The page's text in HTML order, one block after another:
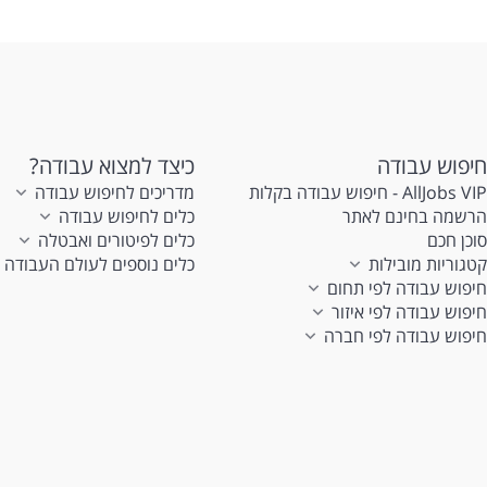
חיפוש עבודה
AllJobs VIP - חיפוש עבודה בקלות
הרשמה בחינם לאתר
סוכן חכם
קטגוריות מובילות
חיפוש עבודה לפי תחום
חיפוש עבודה לפי איזור
חיפוש עבודה לפי חברה
כיצד למצוא עבודה?
מדריכים לחיפוש עבודה
כלים לחיפוש עבודה
כלים לפיטורים ואבטלה
כלים נוספים לעולם העבודה